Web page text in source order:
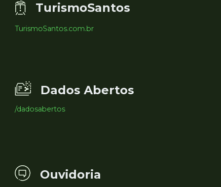
TurismoSantos
TurismoSantos.com.br
Dados Abertos
/dadosabertos
Ouvidoria